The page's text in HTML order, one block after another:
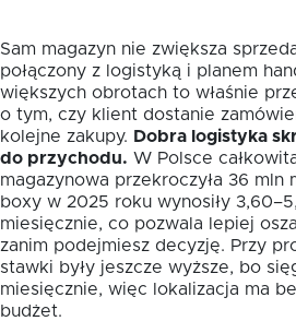
Sam magazyn nie zwiększa
połączony z logistyką i planem
większych obrotach to właśnie
o tym, czy klient dostanie
kolejne zakupy. Dobra logistyka
do przychodu. W Polsce
magazynowa przekroczyła 36 mln
boxy w 2025 roku wynosiły
miesięcznie, co pozwala lepiej
zanim podejmiesz decyzję. Przy
stawki były jeszcze wyższe, bo
miesięcznie, więc lokalizacja ma
budżet.